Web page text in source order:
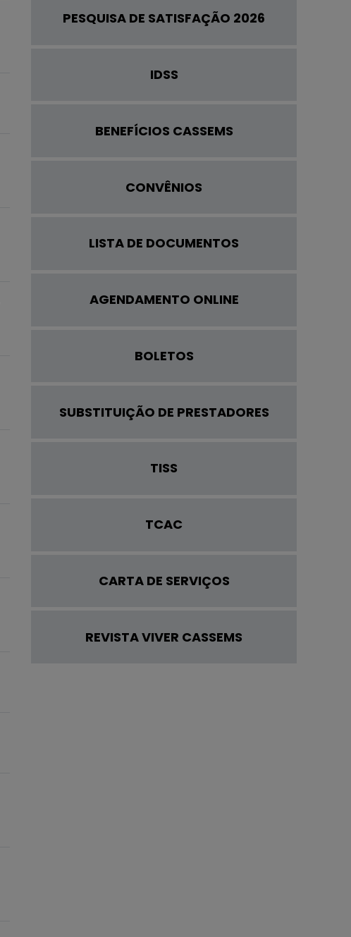
PESQUISA DE SATISFAÇÃO 2026
IDSS
BENEFÍCIOS CASSEMS
CONVÊNIOS
LISTA DE DOCUMENTOS
AGENDAMENTO ONLINE
BOLETOS
SUBSTITUIÇÃO DE PRESTADORES
TISS
TCAC
CARTA DE SERVIÇOS
REVISTA VIVER CASSEMS